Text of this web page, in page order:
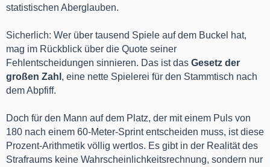
statistischen Aberglauben.
Sicherlich: Wer über tausend Spiele auf dem Buckel hat,
mag im Rückblick über die Quote seiner
Fehlentscheidungen sinnieren. Das ist das Gesetz der
großen Zahl , eine nette Spielerei für den Stammtisch nach
dem Abpfiff.
Doch für den Mann auf dem Platz, der mit einem Puls von
180 nach einem 60-Meter-Sprint entscheiden muss, ist diese
Prozent-Arithmetik völlig wertlos. Es gibt in der Realität des
Strafraums keine Wahrscheinlichkeitsrechnung, sondern nur